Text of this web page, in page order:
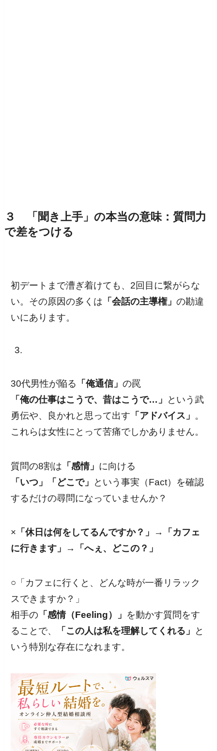
３ 「聞き上手」の本当の意味：質問力
で差をつける
初デートまで漕ぎ着けても、2回目に繋がらな
い。その原因の多くは 「会話の主導権」の勘違
いにあります。
30代男性が陥る 「俺通信」の罠
「俺の仕事はこうで、昔はこうで…」
という武
勇伝や、良かれと思って出す 「アドバイス」 。
これらは女性にとって苦痛でしかありません。
質問の8割は 「感情」 に向ける
「いつ」「どこで」
という事実（Fact）を確認
するだけの尋問になっていませんか？
× 「休日は何をしてるんですか？」→「カフェ
に行きます」→「へぇ、どこの？」
○「カフェに行くと、どんな時が一番リラック
スできますか？」
相手の 「感情（Feeling）」 を動かす質問をす
ることで、
「この人は私を理解してくれる」
と
いう特別な存在になれます。